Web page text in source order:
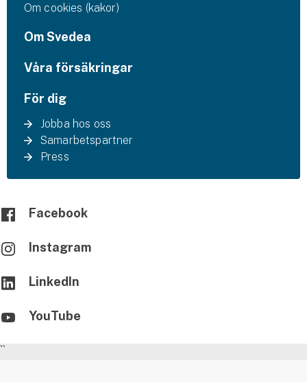
Om cookies (kakor)
Om Svedea
Våra försäkringar
För dig
Jobba hos oss
Samarbetspartner
Press
Facebook
Instagram
LinkedIn
YouTube
``